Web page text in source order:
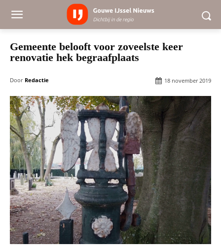
Gemeente belooft voor zoveelste keer
renovatie hek begraafplaats
Door Redactie 18 november 2019